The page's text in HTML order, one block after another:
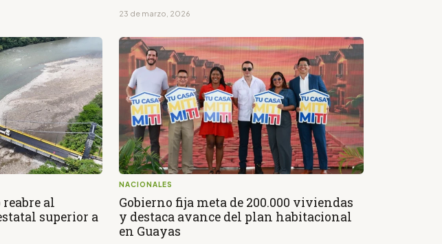
23 de marzo, 2026
al
superior a
NACIONALES
Gobierno fija meta de 200.000 viviendas
y destaca avance del plan habitacional
en Guayas